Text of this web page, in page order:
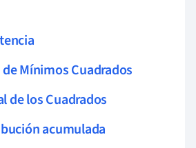
Mínimos Cuadrados
de los Cuadrados
acumulada